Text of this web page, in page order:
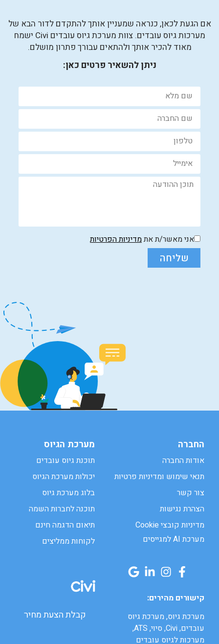
אם הגעת לכאן, כנראה שמעניין אותך להתקדם לדור הבא של
מערכות גיוס עובדים. צוות מערכת גיוס עובדים Civi ישמח
מאוד להכיר אותך ולהתאים עבורך פתרון מושלם.
ניתן להשאיר פרטים כאן:
אני מאשר/ת אתמדיניות הפרטיות
שליחה
החברה
אודות החברה
תנאי שימוש ומדיניות פרטיות
צור קשר
הצהרת נגישות
מדיניות קובצי Cookie
מערכת AI למגייסים
מערכת הגיוס
תוכנת גיוס עובדים
יכולות מערכת הגיוס
בלוג מערכת גיוס
תוכנה לחברות השמה
תיאום הדגמה חינם
לקוחות ממליצים
קישורים מהירים:
מערכת גיוס, מערכת גיוס
עובדים, Civi, סיוי, ATS,
מערכות לגיוס עובדים
קבלת הצעת מחיר